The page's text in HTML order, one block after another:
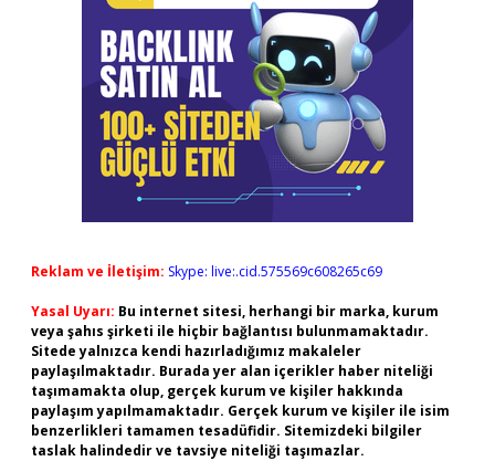
Reklam ve İletişim: Skype: live:.cid.575569c608265c69
Yasal Uyarı: Bu internet sitesi, herhangi bir marka, kurum
veya şahıs şirketi ile hiçbir bağlantısı bulunmamaktadır.
Sitede yalnızca kendi hazırladığımız makaleler
paylaşılmaktadır. Burada yer alan içerikler haber niteliği
taşımamakta olup, gerçek kurum ve kişiler hakkında
paylaşım yapılmamaktadır. Gerçek kurum ve kişiler ile isim
benzerlikleri tamamen tesadüfidir. Sitemizdeki bilgiler
taslak halindedir ve tavsiye niteliği taşımazlar.